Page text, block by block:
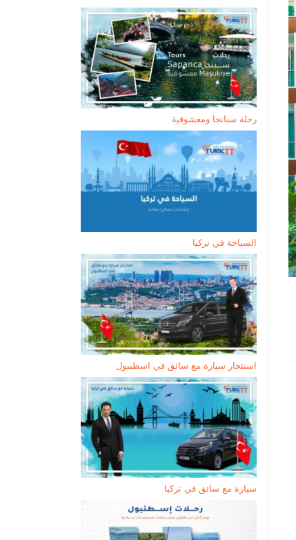
رحلة سبانجا ومعشوقية
السياحة في تركيا
استئجار سيارة مع سائق في اسطنبول
سيارة مع سائق في تركيا